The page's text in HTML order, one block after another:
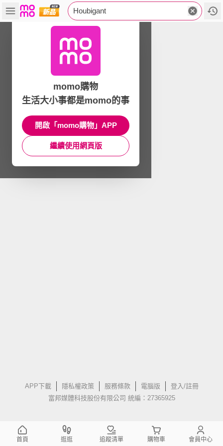
Houbigant
APP下載 隱私權政策 服務條款 電腦版
登入/註冊
富邦媒體科技股份有限公司 統編：27365925
momo購物
生活大小事都是momo的事
開啟「momo購物」APP
繼續使用網頁版
首頁 逛逛 追蹤清單 購物車 會員中心